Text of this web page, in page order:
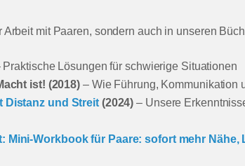
mit Paaren, sondern auch in unseren
Lösungen für schwierige Situationen
ist! (2018) – Wie Führung, Kommunikation
Distanz und Streit(2024) – Unsere
Mini-Workbook für Paare: sofort mehr Nähe,